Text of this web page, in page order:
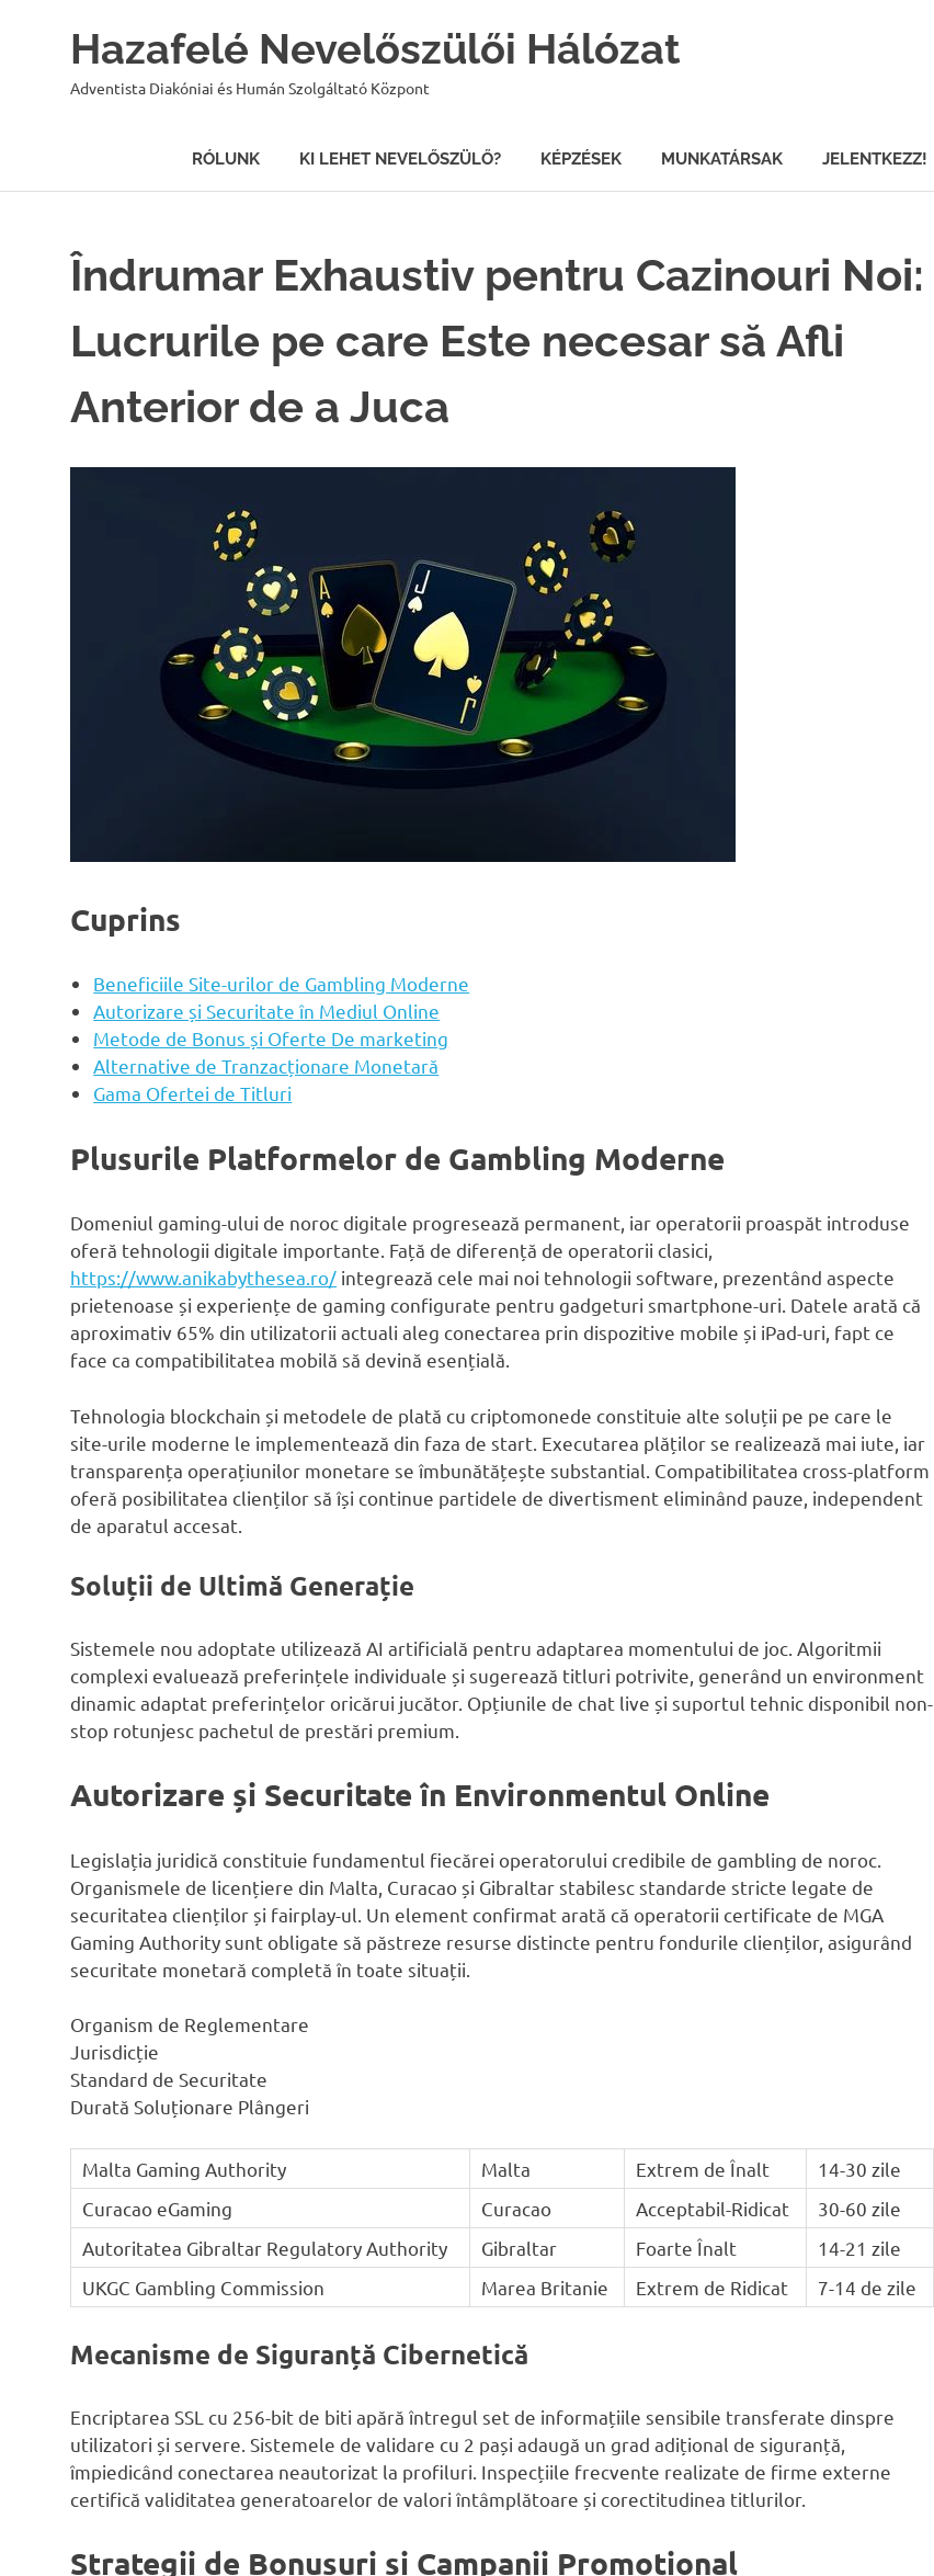
Hazafelé Nevelőszülői Hálózat
Adventista Diakóniai és Humán Szolgáltató Központ
RÓLUNK KI LEHET NEVELŐSZÜLŐ? KÉPZÉSEK MUNKATÁRSAK JELENTKEZZ!
Îndrumar Exhaustiv pentru Cazinouri Noi:
Lucrurile pe care Este necesar să Afli
Anterior de a Juca
Cuprins
Beneficiile Site-urilor de Gambling Moderne
Autorizare și Securitate în Mediul Online
Metode de Bonus și Oferte De marketing
Alternative de Tranzacționare Monetară
Gama Ofertei de Titluri
Plusurile Platformelor de Gambling Moderne
Domeniul gaming-ului de noroc digitale progresează permanent, iar operatorii proaspăt introduse
oferă tehnologii digitale importante. Față de diferență de operatorii clasici,
https://www.anikabythesea.ro/ integrează cele mai noi tehnologii software, prezentând aspecte
prietenoase și experiențe de gaming configurate pentru gadgeturi smartphone-uri. Datele arată că
aproximativ 65% din utilizatorii actuali aleg conectarea prin dispozitive mobile și iPad-uri, fapt ce
face ca compatibilitatea mobilă să devină esențială.
Tehnologia blockchain și metodele de plată cu criptomonede constituie alte soluții pe pe care le
site-urile moderne le implementează din faza de start. Executarea plăților se realizează mai iute, iar
transparența operațiunilor monetare se îmbunătățește substantial. Compatibilitatea cross-platform
oferă posibilitatea clienților să își continue partidele de divertisment eliminând pauze, independent
de aparatul accesat.
Soluții de Ultimă Generație
Sistemele nou adoptate utilizează AI artificială pentru adaptarea momentului de joc. Algoritmii
complexi evaluează preferințele individuale și sugerează titluri potrivite, generând un environment
dinamic adaptat preferințelor oricărui jucător. Opțiunile de chat live și suportul tehnic disponibil non-
stop rotunjesc pachetul de prestări premium.
Autorizare și Securitate în Environmentul Online
Legislația juridică constituie fundamentul fiecărei operatorului credibile de gambling de noroc.
Organismele de licențiere din Malta, Curacao și Gibraltar stabilesc standarde stricte legate de
securitatea clienților și fairplay-ul. Un element confirmat arată că operatorii certificate de MGA
Gaming Authority sunt obligate să păstreze resurse distincte pentru fondurile clienților, asigurând
securitate monetară completă în toate situații.
Organism de Reglementare
Jurisdicție
Standard de Securitate
Durată Soluționare Plângeri
Malta Gaming Authority Malta Extrem de Înalt
14-30 zile
Curacao eGaming
Curacao Acceptabil-Ridicat
30-60 zile
Autoritatea Gibraltar Regulatory Authority
Gibraltar Foarte Înalt
14-21 zile
UKGC Gambling Commission
Marea Britanie Extrem de Ridicat 7-14 de zile
Mecanisme de Siguranță Cibernetică
Encriptarea SSL cu 256-bit de biti apără întregul set de informațiile sensibile transferate dinspre
utilizatori și servere. Sistemele de validare cu 2 pași adaugă un grad adițional de siguranță,
împiedicând conectarea neautorizat la profiluri. Inspecțiile frecvente realizate de firme externe
certifică validitatea generatoarelor de valori întâmplătoare și corectitudinea titlurilor.
Strategii de Bonusuri și Campanii Promotional